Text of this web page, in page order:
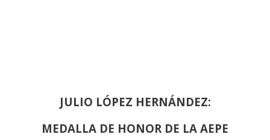
JULIO LÓPEZ HERNÁNDEZ:
MEDALLA DE HONOR DE LA AEPE